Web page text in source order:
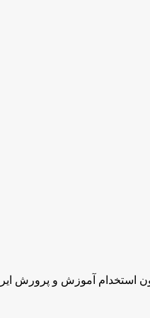
استخدام آموزش و پرورش